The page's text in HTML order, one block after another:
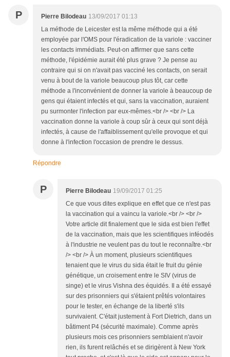
P Pierre Bilodeau 13/09/2017 01:13
La méthode de Leicester est la même méthode qui a été
employée par l'OMS pour l'éradication de la variole : vacciner
les contacts immédiats. Peut-on affirmer que sans cette
méthode, l'épidémie aurait été plus grave ? Je pense au
contraire qui si on n'avait pas vacciné les contacts, on serait
venu à bout de la variole beaucoup plus tôt, car cette
méthode a l'inconvénient de donner la variole à beaucoup de
gens qui étaient infectés et qui, sans la vaccination, auraient
pu surmonter l'infection par eux-mêmes.<br /> <br /> La
vaccination donne la variole à coup sûr à ceux qui sont déjà
infectés, à cause de l'affaiblissement qu'elle provoque et qui
donne à l'infection l'occasion de prendre le dessus.
Répondre
P Pierre Bilodeau 19/09/2017 01:25
Ce que vous dites explique en effet que ce n'est pas
la vaccination qui a vaincu la variole.<br /> <br />
Votre article dit finalement que le sida est bien l'effet
de la vaccination, mais que les scientifiques inféodés
à l'industrie ne veulent pas du tout le reconnaître.<br
/> <br /> À un moment, plusieurs scientifiques
tenaient que le virus du sida était le fruit du génie
génétique, un croisement entre le SIV (virus de
singe) et le virus Vishna des équidés. Il a été essayé
sur des prisonniers qui s'étaient prêtés volontaires
pour le tester, en échange de la liberté s'ils
survivaient. C'était justement à Fort Dietrich, dans un
bâtiment P4 (sécurité maximale). Comme après
plusieurs mois ces prisonniers semblaient n'avoir
rien, ils furent relâchés et se dirigèrent à New York